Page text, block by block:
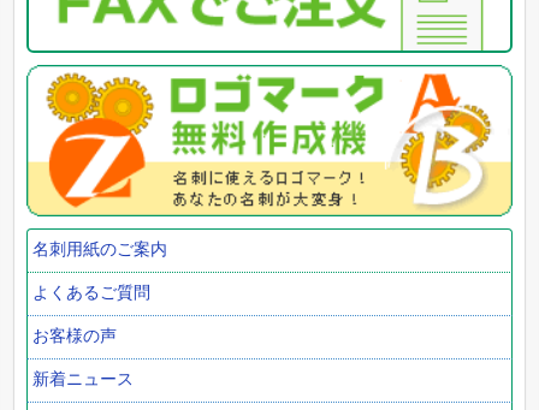
名刺用紙のご案内
よくあるご質問
お客様の声
新着ニュース